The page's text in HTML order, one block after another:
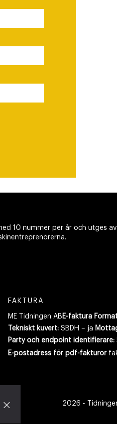
10 nummer per år och utges
FAKTURA
ME Tidningen AB E-faktura
Tekniskt kuvert:SBDH – ja
Party och endpoint identifierare:
E-postadress för pdf-fakturor
2026 -